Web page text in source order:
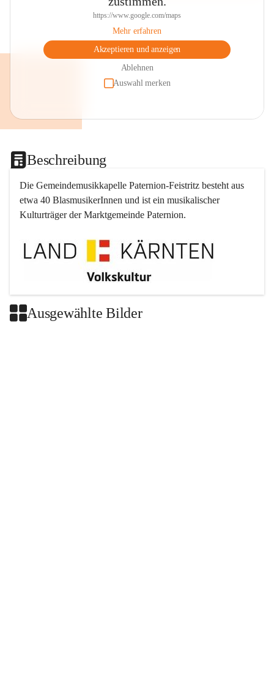
https://www.google.com/maps
Mehr erfahren
Akzeptieren und anzeigen
Ablehnen
Auswahl merken
Beschreibung
Die Gemeindemusikkapelle Paternion-Feistritz besteht aus
etwa 40 BlasmusikerInnen und ist ein musikalischer
Kulturträger der Marktgemeinde Paternion.
Ausgewählte Bilder